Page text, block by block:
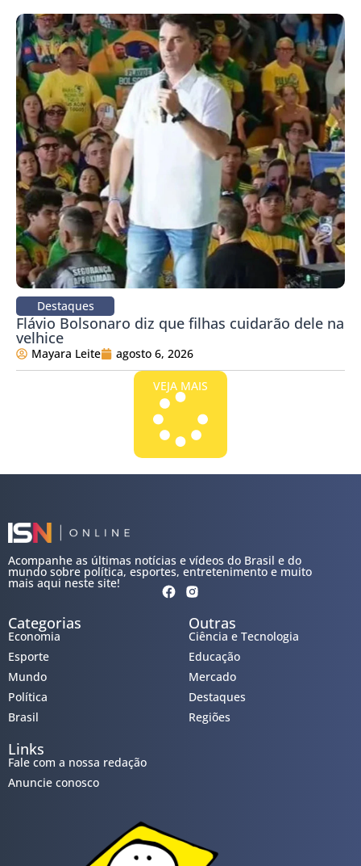
Destaques
Flávio Bolsonaro diz que filhas cuidarão dele na
velhice
Mayara Leite agosto 6, 2026
VEJA MAIS
Acompanhe as últimas notícias e vídeos do Brasil e do
mundo sobre política, esportes, entretenimento e muito
mais aqui neste site!
Categorias
Economia
Esporte
Mundo
Política
Brasil
Outras
Ciência e Tecnologia
Educação
Mercado
Destaques
Regiões
Links
Fale com a nossa redação
Anuncie conosco